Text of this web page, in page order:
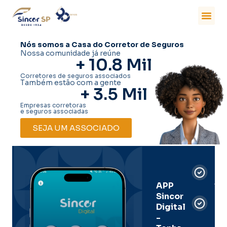
Nós somos a Casa do Corretor de Seguros
Nossa comunidade já reúne
+ 10.8 Mil
Corretores de seguros associados
Também estão com a gente
+ 3.5 Mil
Empresas corretoras
e seguros associadas
SEJA UM ASSOCIADO
APP
Sincor
Digital
-